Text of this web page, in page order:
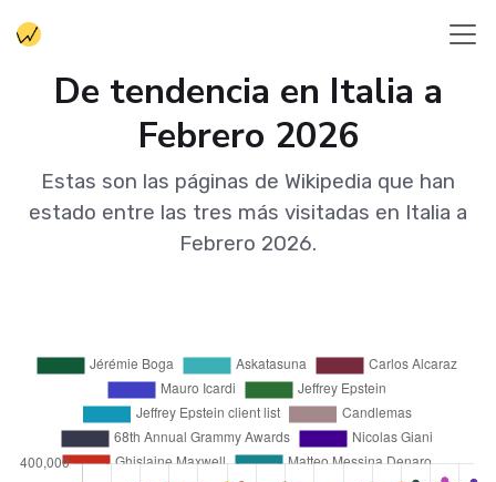
De tendencia en Italia a
Febrero 2026
Estas son las páginas de Wikipedia que han
estado entre las tres más visitadas en Italia a
Febrero 2026.